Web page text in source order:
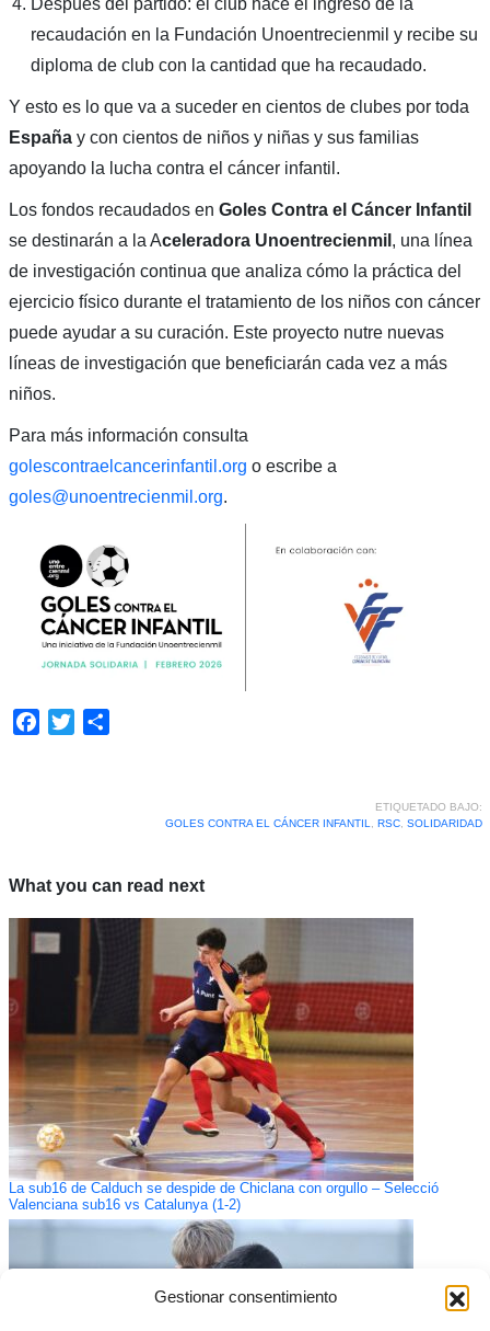
Gestionar consentimiento
Después del partido: el club hace el ingreso de la
recaudación en la Fundación Unoentrecienmil y recibe su
diploma de club con la cantidad que ha recaudado.
Y esto es lo que va a suceder en cientos de clubes por toda
Españay con cientos de niños y niñas y sus familias
apoyando la lucha contra el cáncer infantil.
Los fondos recaudados en Goles Contra el Cáncer Infantil
se destinarán a la Aceleradora Unoentrecienmil , una línea
de investigación continua que analiza cómo la práctica del
ejercicio físico durante el tratamiento de los niños con cáncer
puede ayudar a su curación. Este proyecto nutre nuevas
líneas de investigación que beneficiarán cada vez a más
niños.
Para más información consulta
golescontraelcancerinfantil.org o escribe a
goles@unoentrecienmil.org.
Facebook
Twitter
ETIQUETADO BAJO:
GOLES CONTRA EL CÁNCER INFANTIL, RSC, SOLIDARIDAD
What you can read next
La sub16 de Calduch se despide de Chiclana con orgullo – Selecció
Valenciana sub16 vs Catalunya (1-2)